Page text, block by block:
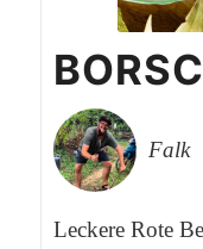
Falk
Leckere Rote